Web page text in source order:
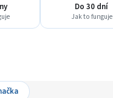
Do 30 dní
Jak to funguje